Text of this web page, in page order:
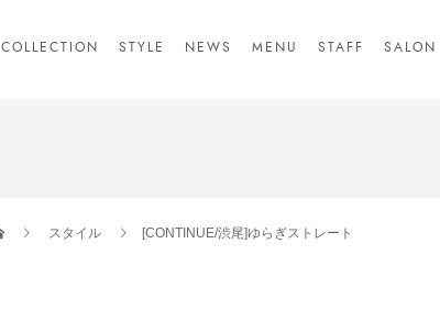
COLLECTION STYLE NEWS MENU STAFF SALON
スタイル [CONTINUE/渋尾]ゆらぎストレート